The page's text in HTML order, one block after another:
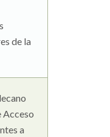
de la
Acceso
a